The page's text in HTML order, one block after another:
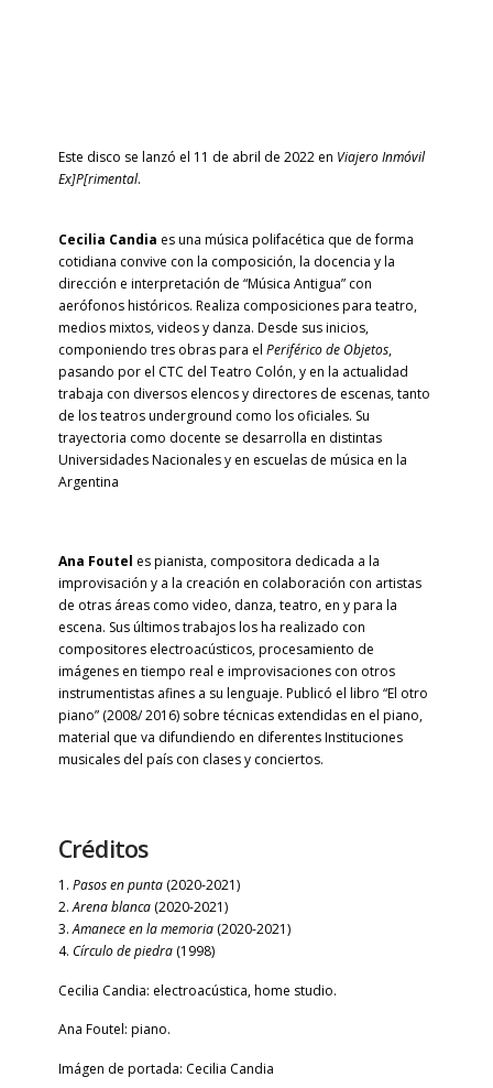
Este disco se lanzó el 11 de abril de 2022 en Viajero Inmóvil
Ex]P[rimental.
Cecilia Candia es una música polifacética que de forma
cotidiana convive con la composición, la docencia y la
dirección e interpretación de “Música Antigua” con
aerófonos históricos. Realiza composiciones para teatro,
medios mixtos, videos y danza. Desde sus inicios,
componiendo tres obras para el Periférico de Objetos,
pasando por el CTC del Teatro Colón, y en la actualidad
trabaja con diversos elencos y directores de escenas, tanto
de los teatros underground como los oficiales. Su
trayectoria como docente se desarrolla en distintas
Universidades Nacionales y en escuelas de música en la
Argentina
Ana Foutel es pianista, compositora dedicada a la
improvisación y a la creación en colaboración con artistas
de otras áreas como video, danza, teatro, en y para la
escena. Sus últimos trabajos los ha realizado con
compositores electroacústicos, procesamiento de
imágenes en tiempo real e improvisaciones con otros
instrumentistas afines a su lenguaje. Publicó el libro “El otro
piano” (2008/ 2016) sobre técnicas extendidas en el piano,
material que va difundiendo en diferentes Instituciones
musicales del país con clases y conciertos.
Créditos
1. Pasos en punta(2020-2021)
2.Arena blanca (2020-2021)
3.Amanece en la memoria(2020-2021)
4. Círculo de piedra (1998)
Cecilia Candia: electroacústica, home studio.
Ana Foutel: piano.
Imágen de portada: Cecilia Candia